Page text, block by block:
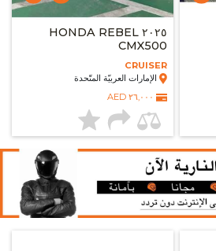
٢٠٢٥ HONDA REBEL
CMX500
CRUISER
الإمارات العربيّة المتّحدة
٢٦,٠٠٠ AED